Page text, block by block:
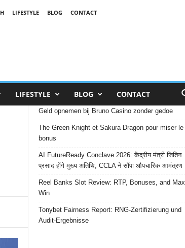
LIFESTYLE BLOG
CONTACT
LIFESTYLE BLOG CONTACT
Geld opnemen bij Bruno Casino zonder gedoe
The Green Knight et Sakura Dragon pour miser le
bonus
AI FutureReady Conclave 2026: केंद्रीय मंत्री जितिन
प्रसाद होंगे मुख्य अतिथि, CCLA ने सौंपा औपचारिक आमंत्रण
Reel Banks Slot Review: RTP, Bonuses, and Max
Win
Tonybet Fairness Report: RNG-Zertifizierung und
Audit-Ergebnisse